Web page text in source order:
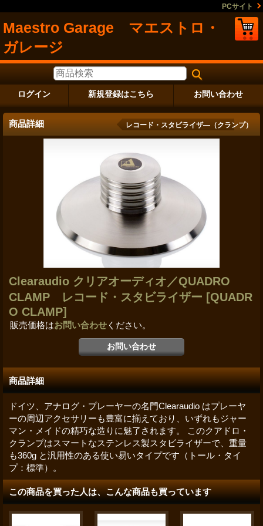
PCサイト
Maestro Garage マエストロ・
ガレージ
ログイン 新規登録はこちら お問い合わせ
商品詳細 レコード・スタビライザ―（クランプ）
Clearaudio クリアオーディオ／QUADRO
CLAMP レコード・スタビライザー [QUADR
O CLAMP]
販売価格はお問い合わせ ください。
商品詳細
ドイツ、アナログ・プレーヤーの名門Clearaudio はプレーヤ
ーの周辺アクセサリーも豊富に揃えており、いずれもジャー
マン・メイドの精巧な造りに魅了されます。 このクアドロ・
クランプはスマートなステンレス製スタビライザーで、重量
も360g と汎用性のある使い易いタイプです（トール・タイ
プ：標準）。
この商品を買った人は、こんな商品も買っています